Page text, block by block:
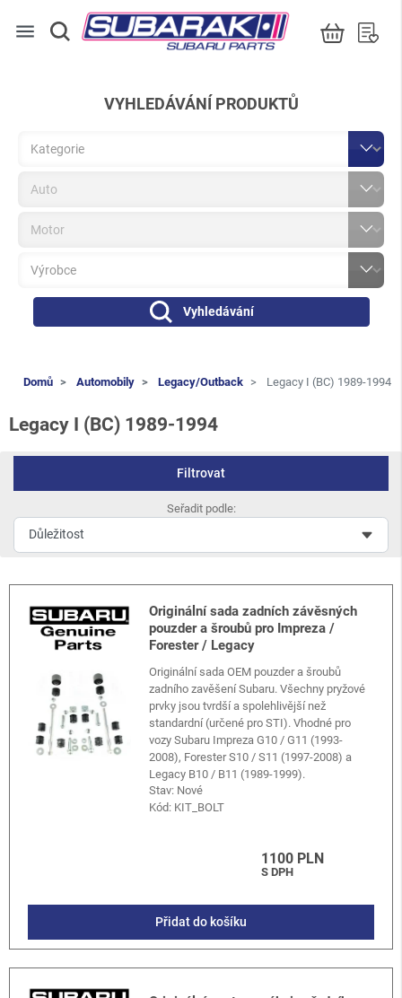
menu
VYHLEDÁVÁNÍ PRODUKTŮ
Vyhledávání
Domů Automobily Legacy/Outback Legacy I (BC) 1989-1994
Legacy I (BC) 1989-1994
Filtrovat
Seřadit podle:
Originální sada zadních závěsných
pouzder a šroubů pro Impreza /
Forester / Legacy
Originální sada OEM pouzder a šroubů
zadního zavěšení Subaru. Všechny pryžové
prvky jsou tvrdší a spolehlivější než
standardní (určené pro STI). Vhodné pro
vozy Subaru Impreza G10 / G11 (1993-
2008), Forester S10 / S11 (1997-2008) a
Legacy B10 / B11 (1989-1999).
Stav: Nové
Kód: KIT_BOLT
1100 PLN
S DPH
Přidat do košíku